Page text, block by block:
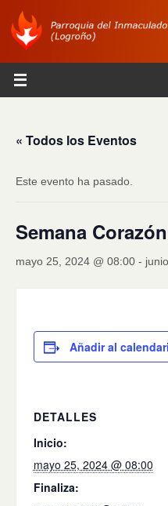
« Todos los Eventos
Este evento ha pasado.
Semana
mayo 25, 2024 @ 08:00 -
Añadir al
DETALLES
Inicio:
mayo 25, 2024 @ 08:00
Finaliza: